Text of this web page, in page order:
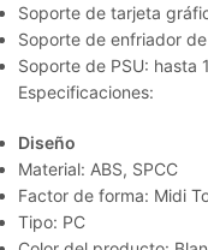
Soporte de tarjeta
Soporte de enfriador
Soporte de PSU: hasta
Especificaciones:
Diseño
Material: ABS, SPCC
Factor de forma: Midi
Tipo: PC